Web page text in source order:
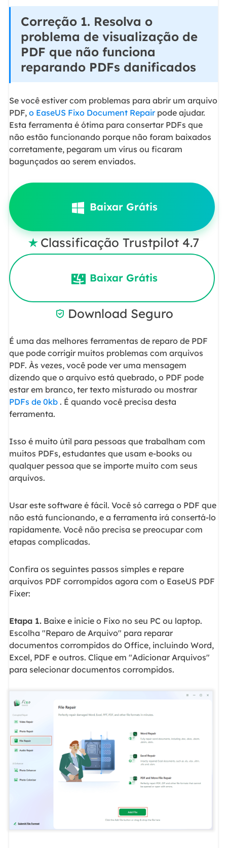
Correção 1. Resolva o
problema de visualização de
PDF que não funciona
reparando PDFs danificados
Se você estiver com problemas para abrir um arquivo
PDF, o EaseUS Fixo Document Repairpode ajudar.
Esta ferramenta é ótima para consertar PDFs que
não estão funcionando porque não foram baixados
corretamente, pegaram um vírus ou ficaram
bagunçados ao serem enviados.
Baixar Grátis
 Classificação Trustpilot 4.7
Baixar Grátis
 Download Seguro
É uma das melhores ferramentas de reparo de PDF
que pode corrigir muitos problemas com arquivos
PDF. Às vezes, você pode ver uma mensagem
dizendo que o arquivo está quebrado, o PDF pode
estar em branco, ter texto misturado ou mostrar
PDFs de 0kb. É quando você precisa desta
ferramenta.
Isso é muito útil para pessoas que trabalham com
muitos PDFs, estudantes que usam e-books ou
qualquer pessoa que se importe muito com seus
arquivos.
Usar este software é fácil. Você só carrega o PDF que
não está funcionando, e a ferramenta irá consertá-lo
rapidamente. Você não precisa se preocupar com
etapas complicadas.
Confira os seguintes passos simples e repare
arquivos PDF corrompidos agora com o EaseUS PDF
Fixer:
Etapa 1.Baixe e inicie o Fixo no seu PC ou laptop.
Escolha "Reparo de Arquivo" para reparar
documentos corrompidos do Office, incluindo Word,
Excel, PDF e outros. Clique em "Adicionar Arquivos"
para selecionar documentos corrompidos.